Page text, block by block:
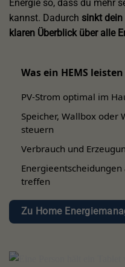
Energie so, dass du mehr
kannst. Dadurch sinkt dein
klaren Überblick über alle
Was ein HEMS
PV-Strom optimal im
Speicher, Wallbox oder
steuern
Verbrauch und
treffen
Zu Home